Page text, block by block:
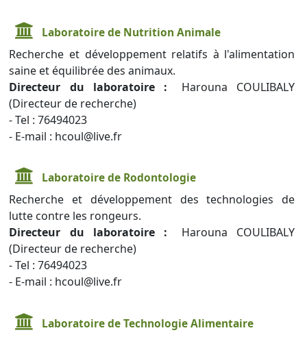
Laboratoire de Nutrition Animale
Recherche et développement relatifs à l'alimentation
saine et équilibrée des animaux.
Directeur du laboratoire :
Harouna COULIBALY
(Directeur de recherche)
- Tel : 76494023
- E-mail : hcoul@live.fr
Laboratoire de Rodontologie
Recherche et développement des technologies de
lutte contre les rongeurs.
Directeur du laboratoire :
Harouna COULIBALY
(Directeur de recherche)
- Tel : 76494023
- E-mail : hcoul@live.fr
Laboratoire de Technologie Alimentaire